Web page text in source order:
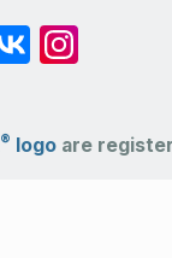
® logoare